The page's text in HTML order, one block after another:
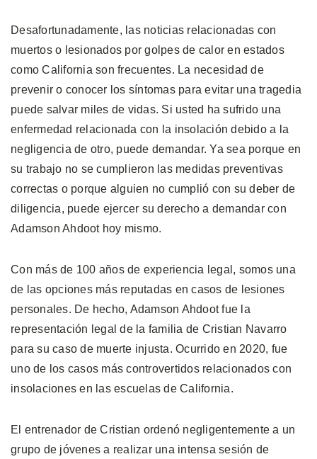
Desafortunadamente, las noticias relacionadas con
muertos o lesionados por golpes de calor en estados
como California son frecuentes. La necesidad de
prevenir o conocer los síntomas para evitar una tragedia
puede salvar miles de vidas. Si usted ha sufrido una
enfermedad relacionada con la insolación debido a la
negligencia de otro, puede demandar. Ya sea porque en
su trabajo no se cumplieron las medidas preventivas
correctas o porque alguien no cumplió con su deber de
diligencia, puede ejercer su derecho a demandar con
Adamson Ahdoot hoy mismo.
Con más de 100 años de experiencia legal, somos una
de las opciones más reputadas en casos de lesiones
personales. De hecho, Adamson Ahdoot fue la
representación legal de la familia de Cristian Navarro
para su caso de muerte injusta. Ocurrido en 2020, fue
uno de los casos más controvertidos relacionados con
insolaciones en las escuelas de California.
El entrenador de Cristian ordenó negligentemente a un
grupo de jóvenes a realizar una intensa sesión de